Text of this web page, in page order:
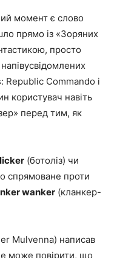
момент є слово
прямо із «Зоряних
просто
Republic Commando і
користувач навіть
перед тим, як
(ботоліз) чи
спрямоване проти
wanker (кланкер-
Mulvenna) написав
може повірити, що